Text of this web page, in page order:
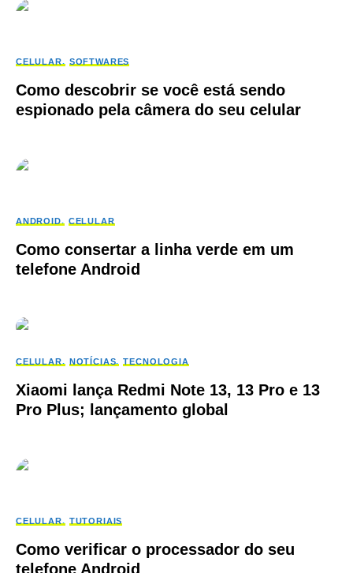
CELULAR SOFTWARES
Como descobrir se você está sendo
espionado pela câmera do seu celular
ANDROID CELULAR
Como consertar a linha verde em um
telefone Android
CELULAR NOTÍCIAS TECNOLOGIA
Xiaomi lança Redmi Note 13, 13 Pro e 13
Pro Plus; lançamento global
CELULAR TUTORIAIS
Como verificar o processador do seu
telefone Android